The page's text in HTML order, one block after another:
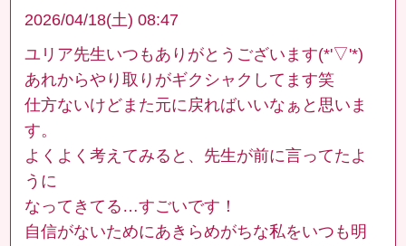
2026/04/18(土) 08:47
ユリア先生いつもありがとうございます(*'▽'*)
あれからやり取りがギクシャクしてます笑
仕方ないけどまた元に戻ればいいなぁと思いま
す。
よくよく考えてみると、先生が前に言ってたよ
うに
なってきてる…すごいです！
自信がないためにあきらめがちな私をいつも明